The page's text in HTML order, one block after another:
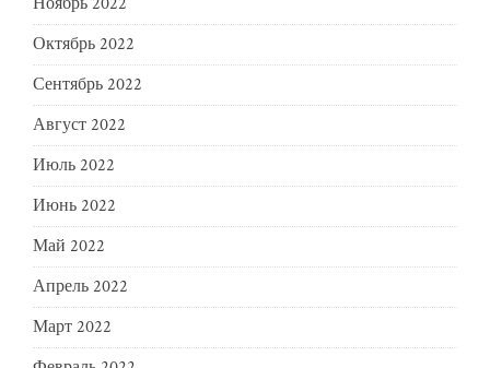
Октябрь 2022
Сентябрь 2022
Август 2022
Июль 2022
Июнь 2022
Май 2022
Апрель 2022
Март 2022